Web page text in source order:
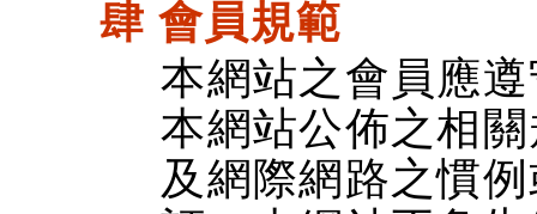
肆 會員規範
本網站之會員應
本網站公佈之相
及網際網路之慣